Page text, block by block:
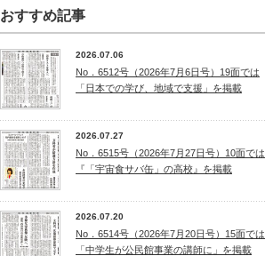
おすすめ記事
2026.07.06
No．6512号（2026年7月6日号）19面では
「日本での学び、地域で支援」を掲載
2026.07.27
No．6515号（2026年7月27日号）10面では
『「宇宙食サバ缶」の高校』を掲載
2026.07.20
No．6514号（2026年7月20日号）15面では
「中学生が公民館事業の講師に」を掲載